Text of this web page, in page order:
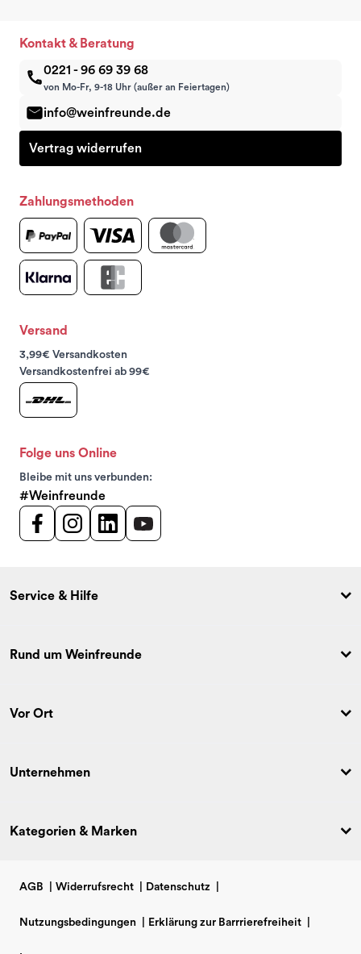
Kontakt & Beratung
0221 - 96 69 39 68
von Mo-Fr, 9-18 Uhr (außer an Feiertagen)
info@weinfreunde.de
Vertrag widerrufen
Zahlungsmethoden
Versand
3,99€ Versandkosten
Versandkostenfrei ab 99€
Folge uns Online
Bleibe mit uns verbunden:
#Weinfreunde
Service & Hilfe
Rund um Weinfreunde
Vor Ort
Unternehmen
Kategorien & Marken
AGB Widerrufsrecht Datenschutz
Nutzungsbedingungen Erklärung zur Barrrierefreiheit